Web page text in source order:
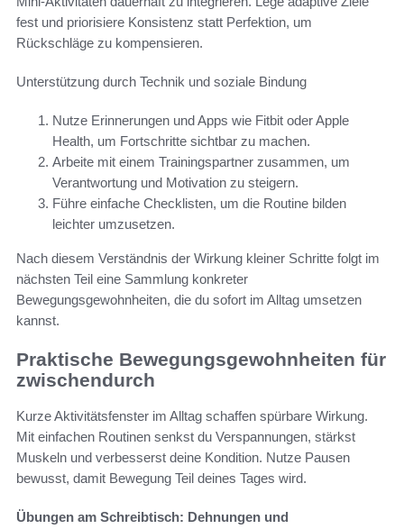
fest und priorisiere Konsistenz statt Perfektion, um
Rückschläge zu kompensieren.
Unterstützung durch Technik und soziale Bindung
Nutze Erinnerungen und Apps wie Fitbit oder Apple
Health, um Fortschritte sichtbar zu machen.
Arbeite mit einem Trainingspartner zusammen, um
Verantwortung und Motivation zu steigern.
Führe einfache Checklisten, um die Routine bilden
leichter umzusetzen.
Nach diesem Verständnis der Wirkung kleiner Schritte folgt im
nächsten Teil eine Sammlung konkreter
Bewegungsgewohnheiten, die du sofort im Alltag umsetzen
kannst.
Praktische Bewegungsgewohnheiten für
zwischendurch
Kurze Aktivitätsfenster im Alltag schaffen spürbare Wirkung.
Mit einfachen Routinen senkst du Verspannungen, stärkst
Muskeln und verbesserst deine Kondition. Nutze Pausen
bewusst, damit Bewegung Teil deines Tages wird.
Übungen am Schreibtisch: Dehnungen und